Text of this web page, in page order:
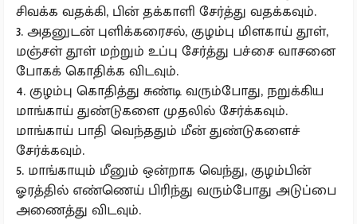
சிவக்க வதக்கி, பின் தக்காளி சேர்த்து வதக்கவும்.
3. அதனுடன் புளிக்கரைசல், குழம்பு மிளகாய் தூள்,
மஞ்சள் தூள் மற்றும் உப்பு சேர்த்து பச்சை வாசனை
போகக் கொதிக்க விடவும்.
4. குழம்பு கொதித்து சுண்டி வரும்போது, நறுக்கிய
மாங்காய் துண்டுகளை முதலில் சேர்க்கவும்.
மாங்காய் பாதி வெந்ததும் மீன் துண்டுகளைச்
சேர்க்கவும்.
5. மாங்காயும் மீனும் ஒன்றாக வெந்து, குழம்பின்
ஓரத்தில் எண்ணெய் பிரிந்து வரும்போது அடுப்பை
அணைத்து விடவும்.